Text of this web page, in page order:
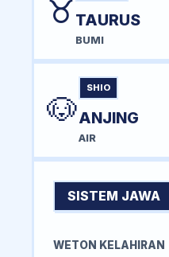
♉TAURUS
BUMI
🐶
SHIO
ANJING
AIR
SISTEM JAWA
WETON KELAHIRAN